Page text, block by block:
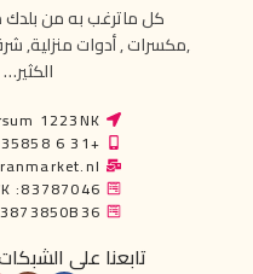
كل ماترغب به من بلدك
,مكسرات , أدوات منزلية,
الكثير…
1223NK
+31 6 87335858
:83787046
تابعنا على